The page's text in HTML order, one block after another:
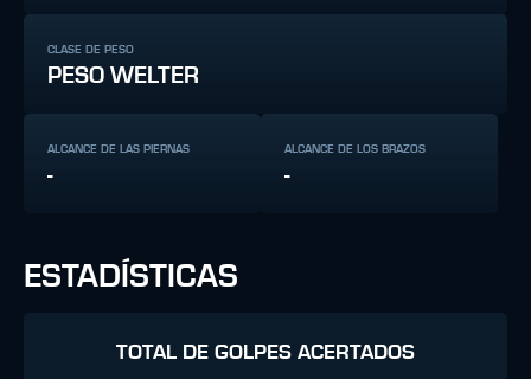
CLASE DE PESO
PESO WELTER
ALCANCE DE LAS PIERNAS
-
ALCANCE DE LOS BRAZOS
-
ESTADÍSTICAS
TOTAL DE GOLPES ACERTADOS